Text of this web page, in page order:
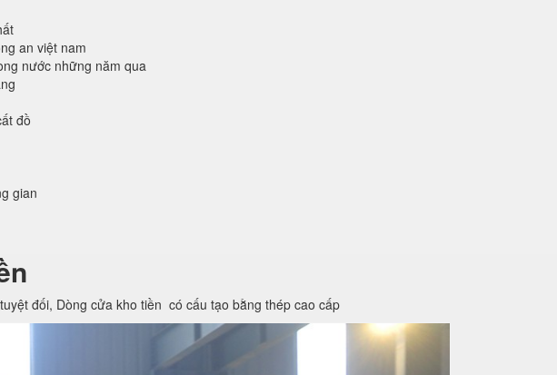
an việt nam
nước những năm qua
đồ
gian
đối, Dòng cửa kho tiền có cấu tạo bằng thép cao cấp